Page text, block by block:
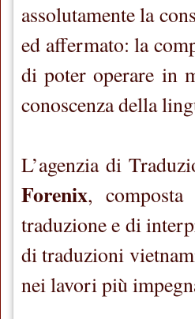
assolutamente la
ed affermato: la
di poter operare in
conoscenza della
L’agenzia di
Forenix,
traduzione e di
di traduzioni
nei lavori più